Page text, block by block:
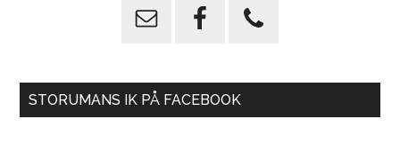
STORUMANS IK PÅ FACEBOOK